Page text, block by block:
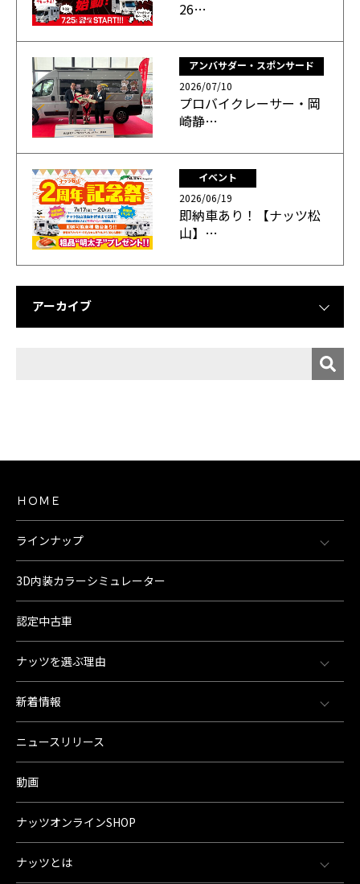
26…
アンバサダー・スポンサード
2026/07/10
プロバイクレーサー・岡
崎静…
イベント
2026/06/19
即納車あり！【ナッツ松
山】…
アーカイブ
ＨＯＭＥ
ラインナップ
3D内装カラーシミュレーター
認定中古車
ナッツを選ぶ理由
新着情報
ニュースリリース
動画
ナッツオンラインSHOP
ナッツとは